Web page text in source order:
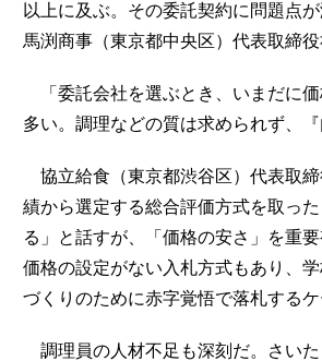
以上に及ぶ。その委託契約に問題点
馬渕商事（東京都中央区）代表取締
「委託会社を選ぶとき、いまだに
多い。調理などの質は求められず、
協立給食（東京都渋谷区）代表取
績から選定する総合評価方式を取っ
る」と話すが、「価格の安さ」を重
価格の設定がない入札方式もあり、
づくりのために赤字覚悟で落札するケ
調理員の人材不足も深刻だ。さい